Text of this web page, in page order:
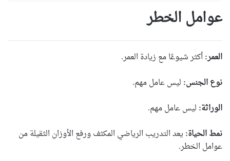
عوامل الخطر
العمر:أكثر شيوعًا مع زيادة العمر.
نوع الجنس: ليس عامل مهم.
الوراثة: ليس عامل مهم.
نمط الحياة: يعد التدريب الرياضي المكثف ورفع الأوزان الثقيلة من
عوامل الخطر.